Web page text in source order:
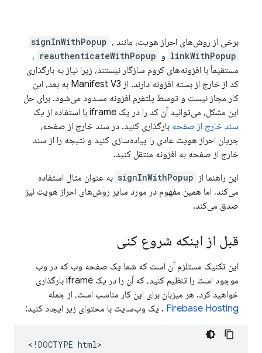
برخی از روش‌های احراز هویت، مانند signInWithPopup ،
linkWithPopup و reauthenticateWithPopup ،
مستقیماً با افزونه‌های کروم سازگار نیستند، زیرا نیاز به بارگذاری
کد از خارج از بسته افزونه دارند. از Manifest V3 به بعد، این
کار مجاز نیست و توسط پلتفرم افزونه مسدود می‌شود. برای حل
این مشکل، می‌توانید آن کد را در یک iframe با استفاده از یک
سند خارج از صفحه بارگذاری کنید. در سند خارج از صفحه،
جریان احراز هویت عادی را پیاده‌سازی کنید و نتیجه را از سند
خارج از صفحه به افزونه منتقل کنید.
این راهنما از signInWithPopup به عنوان مثال استفاده
می‌کند، اما همین مفهوم در مورد سایر روش‌های احراز هویت نیز
صدق می‌کند.
قبل از اینکه شروع کنی
این تکنیک مستلزم آن است که شما یک صفحه وب که در وب
موجود است را تنظیم کنید، که آن را در یک iframe بارگذاری
خواهید کرد. هر میزبان برای این کار مناسب است، از جمله
Firebase Hosting . یک وب‌سایت با محتوای زیر ایجاد کنید:
<!DOCTYPE html>